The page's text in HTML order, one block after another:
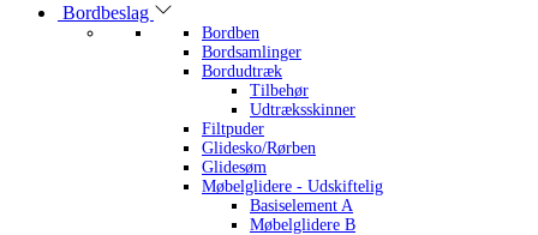
Bordbeslag
Bordben
Bordsamlinger
Bordudtræk
Tilbehør
Udtræksskinner
Filtpuder
Glidesko/Rørben
Glidesøm
Møbelglidere - Udskiftelig
Basiselement A
Møbelglidere B